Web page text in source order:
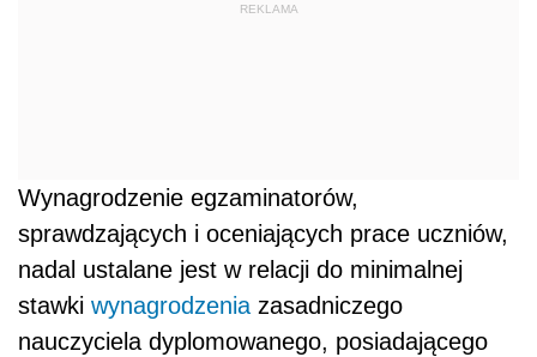
REKLAMA
Wynagrodzenie egzaminatorów,
sprawdzających i oceniających prace uczniów,
nadal ustalane jest w relacji do minimalnej
stawki wynagrodzeniazasadniczego
nauczyciela dyplomowanego, posiadającego